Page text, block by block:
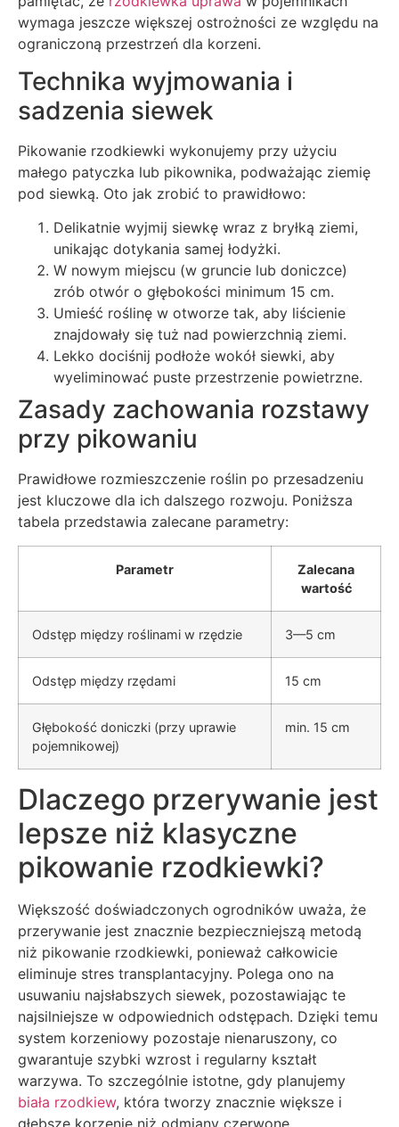
wymaga jeszcze większej ostrożności ze względu na
ograniczoną przestrzeń dla korzeni.
Technika wyjmowania i
sadzenia siewek
Pikowanie rzodkiewki wykonujemy przy użyciu
małego patyczka lub pikownika, podważając ziemię
pod siewką. Oto jak zrobić to prawidłowo:
Delikatnie wyjmij siewkę wraz z bryłką ziemi,
unikając dotykania samej łodyżki.
W nowym miejscu (w gruncie lub doniczce)
zrób otwór o głębokości minimum 15 cm.
Umieść roślinę w otworze tak, aby liścienie
znajdowały się tuż nad powierzchnią ziemi.
Lekko dociśnij podłoże wokół siewki, aby
wyeliminować puste przestrzenie powietrzne.
Zasady zachowania rozstawy
przy pikowaniu
Prawidłowe rozmieszczenie roślin po przesadzeniu
jest kluczowe dla ich dalszego rozwoju. Poniższa
tabela przedstawia zalecane parametry:
Parametr
Zalecana
wartość
Odstęp między roślinami w rzędzie 3—5 cm
Odstęp między rzędami 15 cm
Głębokość doniczki (przy uprawie
pojemnikowej)
min. 15 cm
Dlaczego przerywanie jest
lepsze niż klasyczne
pikowanie rzodkiewki?
Większość doświadczonych ogrodników uważa, że
przerywanie jest znacznie bezpieczniejszą metodą
niż pikowanie rzodkiewki, ponieważ całkowicie
eliminuje stres transplantacyjny. Polega ono na
usuwaniu najsłabszych siewek, pozostawiając te
najsilniejsze w odpowiednich odstępach. Dzięki temu
system korzeniowy pozostaje nienaruszony, co
gwarantuje szybki wzrost i regularny kształt
warzywa. To szczególnie istotne, gdy planujemy
biała rzodkiew, która tworzy znacznie większe i
głębsze korzenie niż odmiany czerwone.